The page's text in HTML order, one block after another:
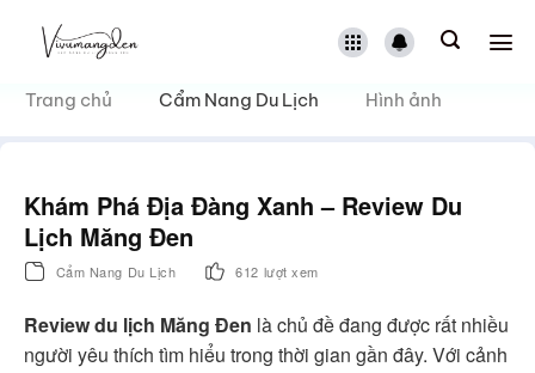
dungTrang chủ Cẩm Nang Du Lịch Hình ảnh
Khám Phá Địa Đàng Xanh – Review Du
Lịch Măng Đen
Cẩm Nang Du Lịch 612 lượt xem
Review du lịch Măng Đen là chủ đề đang được rất nhiều
người yêu thích tìm hiểu trong thời gian gần đây. Với cảnh